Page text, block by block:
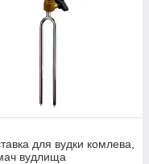
для вудки комлева,
вудлища